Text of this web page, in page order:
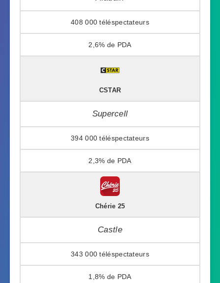
408 000
2,6%
CSTAR
Supercell
394 000
2,3%
Chérie 25
Castle
343 000
1,8%